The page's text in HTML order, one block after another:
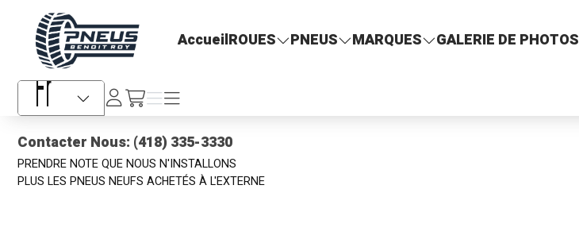
Pneus Benoit Roy
AccueilROUES PNEUS MARQUES GALERIE DE PHOTOS
Sélecteur de langue
Se
connecter/fr/cart
Menu
Menu
Contacter Nous: (418) 335-3330
PRENDRE NOTE QUE NOUS N'INSTALLONS
PLUS LES PNEUS NEUFS ACHETÉS À L'EXTERNE